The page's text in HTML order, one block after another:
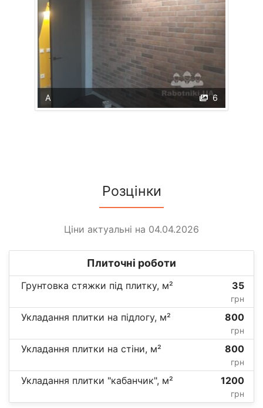
6
А
Розцінки
Ціни актуальні на 04.04.2026
Плиточні роботи
Грунтовка стяжки під плитку, м² 35
грн
Укладання плитки на підлогу, м² 800
грн
Укладання плитки на стіни, м² 800
грн
Укладання плитки "кабанчик", м² 1200
грн